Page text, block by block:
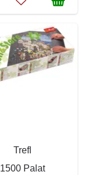
Trefl
1500 Palat